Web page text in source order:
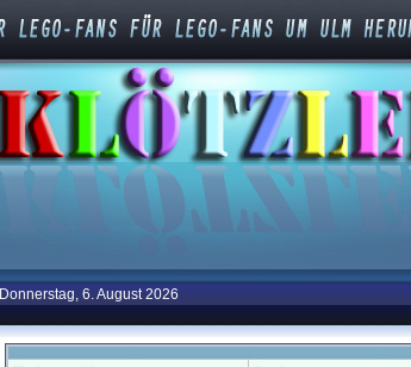
Donnerstag, 6. August 2026